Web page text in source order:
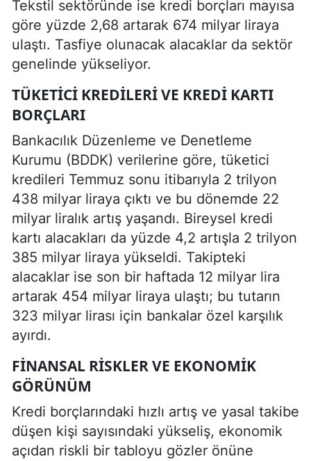
Tekstil sektöründe ise kredi borçları mayısa
göre yüzde 2,68 artarak 674 milyar liraya
ulaştı. Tasfiye olunacak alacaklar da sektör
genelinde yükseliyor.
TÜKETICI KREDILERI VE KREDI KARTI
BORÇLARI
Bankacılık Düzenleme ve Denetleme
Kurumu (BDDK) verilerine göre, tüketici
kredileri Temmuz sonu itibarıyla 2 trilyon
438 milyar liraya çıktı ve bu dönemde 22
milyar liralık artış yaşandı. Bireysel kredi
kartı alacakları da yüzde 4,2 artışla 2 trilyon
385 milyar liraya yükseldi. Takipteki
alacaklar ise son bir haftada 12 milyar lira
artarak 454 milyar liraya ulaştı; bu tutarın
323 milyar lirası için bankalar özel karşılık
ayırdı.
FINANSAL RISKLER VE EKONOMIK
GÖRÜNÜM
Kredi borçlarındaki hızlı artış ve yasal takibe
düşen kişi sayısındaki yükseliş, ekonomik
açıdan riskli bir tabloyu gözler önüne